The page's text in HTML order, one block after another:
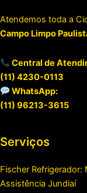
Atendemos toda a
Campo Limpo
Central de
(11) 4230-0113
WhatsApp:
(11) 96213-3615
Serviços
Fischer
Assistência Jundiaí